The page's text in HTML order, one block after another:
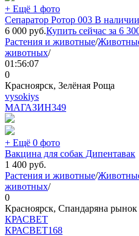
+ Ещё 1 фото
Сепаратор Ротор 003 В наличии
6 000 руб.Купить сейчас за 6
Растения и животные/
животных/
01:56:07
0
Красноярск, Зелёная Роща
vysokiys
МАГАЗИН349
+ Ещё 0 фото
Вакцина для собак Дипентавак
1 400 руб.
Растения и животные/
животных/
0
Красноярск, Спандаряна рынок
КРАСВЕТ
КРАСВЕТ168